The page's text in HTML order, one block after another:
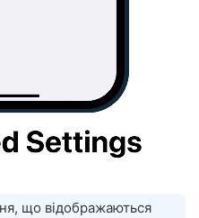
що відображаються